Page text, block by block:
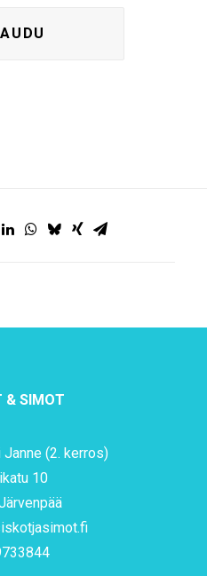
& SIMOT
(2. kerros)
10